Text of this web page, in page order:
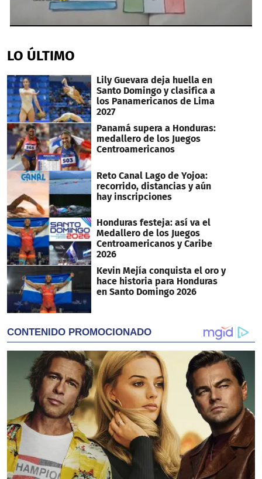
of
5
49
seconds
LO ÚLTIMO
Lily Guevara deja huella en
Santo Domingo y clasifica a
los Panamericanos de Lima
2027
Panamá supera a Honduras:
medallero de los Juegos
Centroamericanos
Reto Canal Lago de Yojoa:
recorrido, distancias y aún
hay inscripciones
Honduras festeja: así va el
Medallero de los Juegos
Centroamericanos y Caribe
2026
Kevin Mejía conquista el oro y
hace historia para Honduras
en Santo Domingo 2026